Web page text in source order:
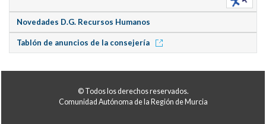
Novedades D.G. Recursos Humanos
Tablón de anuncios de la consejería
© Todos los derechos reservados.
Comunidad Autónoma de la Región de Murcia